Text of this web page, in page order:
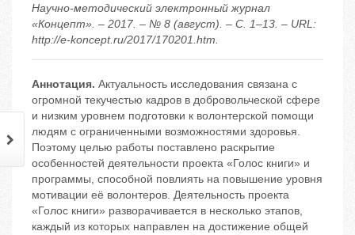
Научно-методический электронный журнал
«Концепт». – 2017. – № 8 (август). – С. 1–13. – URL:
http://e-koncept.ru/2017/170201.htm.
Аннотация. Актуальность исследования связана с
огромной текучестью кадров в добровольческой сфере
и низким уровнем подготовки к волонтерской помощи
людям с ограниченными возможностями здоровья.
Поэтому целью работы поставлено раскрытие
особенностей деятельности проекта «Голос книги» и
программы, способной повлиять на повышение уровня
мотивации её волонтеров. Деятельность проекта
«Голос книги» разворачивается в несколько этапов,
каждый из которых направлен на достижение общей